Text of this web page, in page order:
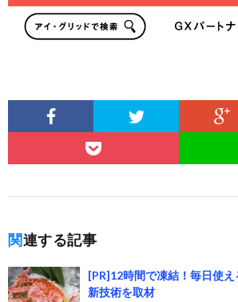
関連する記事
[PR]12時間で凍結！毎日使
新技術を取材